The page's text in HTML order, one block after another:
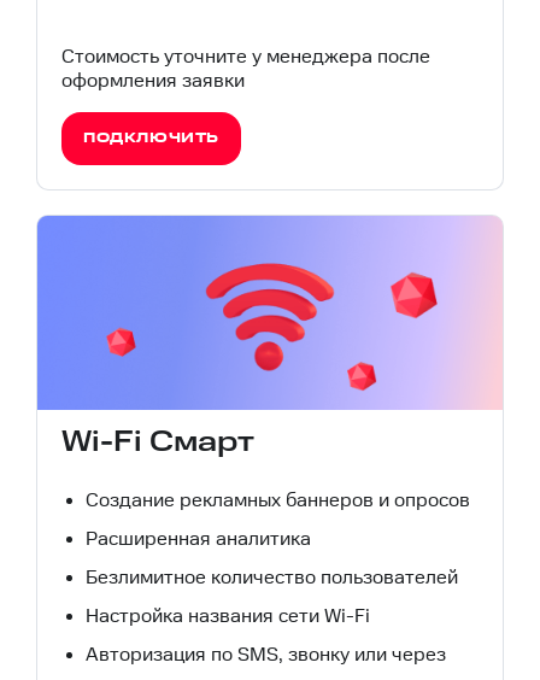
Стоимость уточните у менеджера после
оформления заявки
ПОДКЛЮЧИТЬ
Wi-Fi Смарт
Создание рекламных баннеров и опросов
Расширенная аналитика
Безлимитное количество пользователей
Настройка названия сети Wi-Fi
Авторизация по SMS, звонку или через